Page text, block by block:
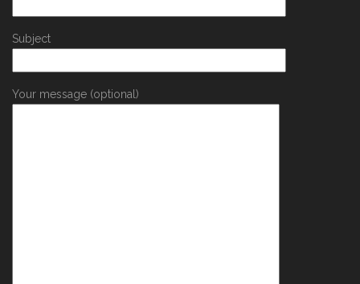
Subject
Your message (optional)